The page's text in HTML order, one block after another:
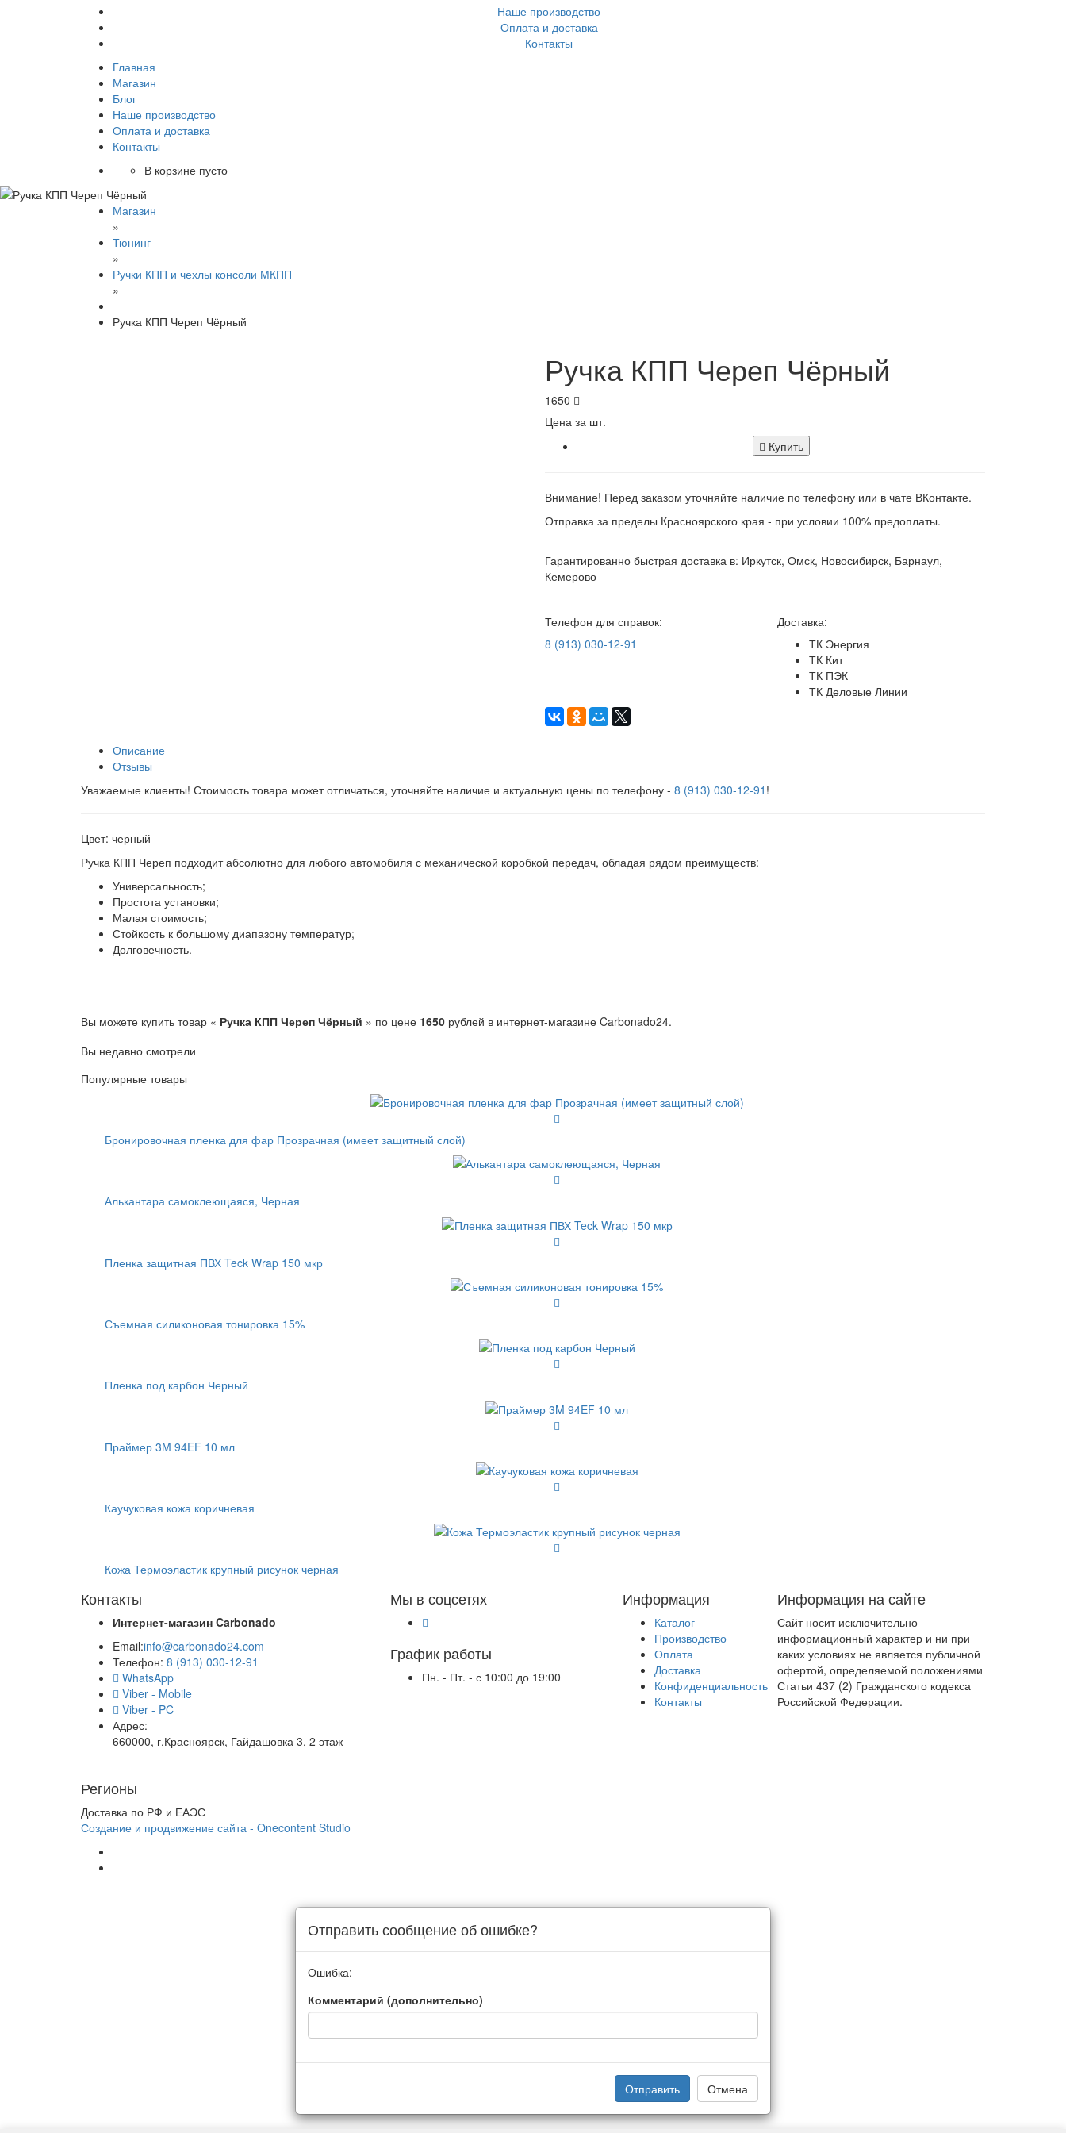
Наше производство
Оплата и доставка
Контакты
Главная
Магазин
Блог
Наше производство
Оплата и доставка
Контакты
В корзине пусто
Магазин
»
Тюнинг
»
Ручки КПП и чехлы консоли МКПП
»
Ручка КПП Череп Чёрный
Ручка КПП Череп Чёрный
1650
Цена за шт.
Купить
Внимание! Перед заказом уточняйте наличие по телефону или в чате ВКонтакте.
Отправка за пределы Красноярского края - при условии 100% предоплаты.
Гарантированно быстрая доставка в: Иркутск, Омск, Новосибирск, Барнаул,
Кемерово
Телефон для справок:
8 (913) 030-12-91
Доставка:
ТК Энергия
ТК Кит
ТК ПЭК
ТК Деловые Линии
Описание
Отзывы
Уважаемые клиенты! Стоимость товара может отличаться, уточняйте наличие и актуальную цены по телефону - 8 (913) 030-12-91 !
Цвет: черный
Ручка КПП Череп подходит абсолютно для любого автомобиля с механической коробкой передач, обладая рядом преимуществ:
Универсальность;
Простота установки;
Малая стоимость;
Стойкость к большому диапазону температур;
Долговечность.
Вы можете купить товар « Ручка КПП Череп Чёрный » по цене 1650 рублей в интернет-магазине Carbonado24.
Вы недавно смотрели
Популярные товары
Бронировочная пленка для фар Прозрачная (имеет защитный слой)
Алькантара самоклеющаяся, Черная
Пленка защитная ПВХ Teck Wrap 150 мкр
Съемная силиконовая тонировка 15%
Пленка под карбон Черный
Праймер 3M 94EF 10 мл
Каучуковая кожа коричневая
Кожа Термоэластик крупный рисунок черная
Контакты
Интернет-магазин Carbonado
Email:info@carbonado24.com
Телефон: 8 (913) 030-12-91
WhatsApp
Viber - Mobile
Viber - PC
Адрес:
660000, г.Красноярск, Гайдашовка 3, 2 этаж
Регионы
Доставка по РФ и ЕАЭС
Мы в соцсетях
График работы
Пн. - Пт. - с 10:00 до 19:00
Информация
Каталог
Производство
Оплата
Доставка
Конфиденциальность
Контакты
Информация на сайте
Сайт носит исключительно
информационный характер и ни при
каких условиях не является публичной
офертой, определяемой положениями
Статьи 437 (2) Гражданского кодекса
Российской Федерации.
Создание и продвижение сайта - Onecontent Studio
Отправить сообщение об ошибке?
Ошибка:
Комментарий (дополнительно)
Отправить Отмена